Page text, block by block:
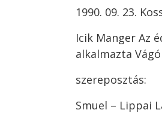
1990. 09. 23.
Icik Manger Az
alkalmazta
szereposztás:
Smuel – Lippai